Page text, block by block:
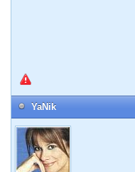
YaNik